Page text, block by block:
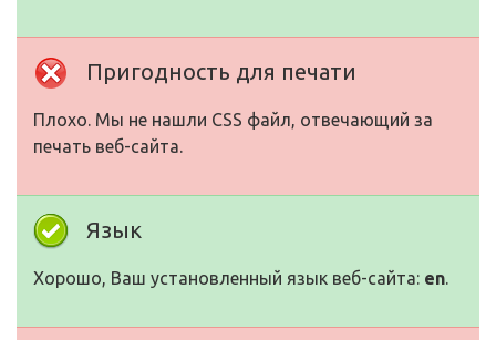
Пригодность для печати
Плохо. Мы не нашли CSS файл, отвечающий за
печать веб-сайта.
Язык
Хорошо, Ваш установленный язык веб-сайта: en.